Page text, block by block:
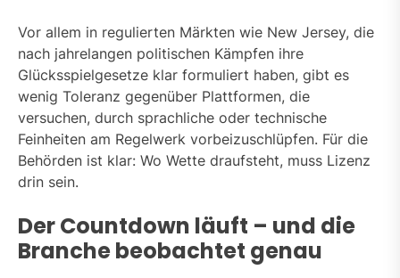
Vor allem in regulierten Märkten wie New Jersey, die
nach jahrelangen politischen Kämpfen ihre
Glücksspielgesetze klar formuliert haben, gibt es
wenig Toleranz gegenüber Plattformen, die
versuchen, durch sprachliche oder technische
Feinheiten am Regelwerk vorbeizuschlüpfen. Für die
Behörden ist klar: Wo Wette draufsteht, muss Lizenz
drin sein.
Der Countdown läuft – und die
Branche beobachtet genau